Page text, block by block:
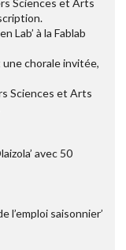
Lab’ à la Fablab
une chorale invitée,
Sciences et Arts
avec 50
l’emploi saisonnier’